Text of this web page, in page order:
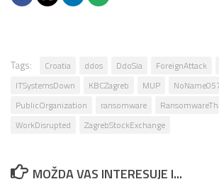
Tags: Croatia ddos DdoSia ForeignAttack
ITSystemsDown
KBCZagreb MUP
PublicOrganization
ransomware
WorkDisrupted
ZagrebStockExchange
MOŽDA VAS INTERESUJE I...